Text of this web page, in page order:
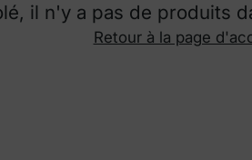
il n'y a pas de produits
Retour à la page